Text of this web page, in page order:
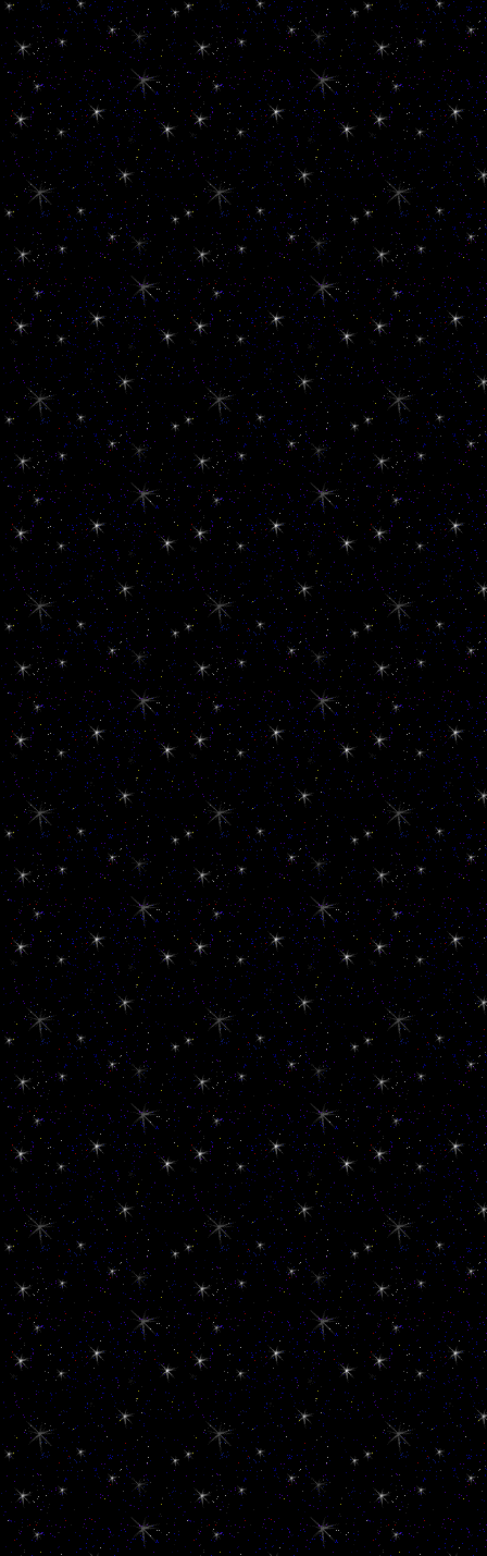
**********************
___ Klaus123
**********************
351
**********************
**********************
**********************
**********************
**********************
__ 122
**********************
_Ronny123
**********************
73
**********************
__67
**********************
59
**********************
**********************
ID 41
**********************
Ronny123
**********************
_ 788
**********************
News Top-Aktuell
**********************
Download Plattform: Windows 7/8/8.1/10/11 (64-bit)
**********************
Plattform: Microsoft Windows 10/11 (32 und 64-Bit)
**********************
**********************